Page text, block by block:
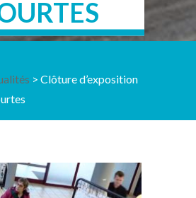
> Clôture d’exposition